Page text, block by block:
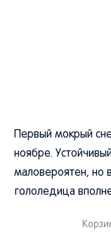
Первый мокрый
ноябре.
маловероятен, но
гололедица